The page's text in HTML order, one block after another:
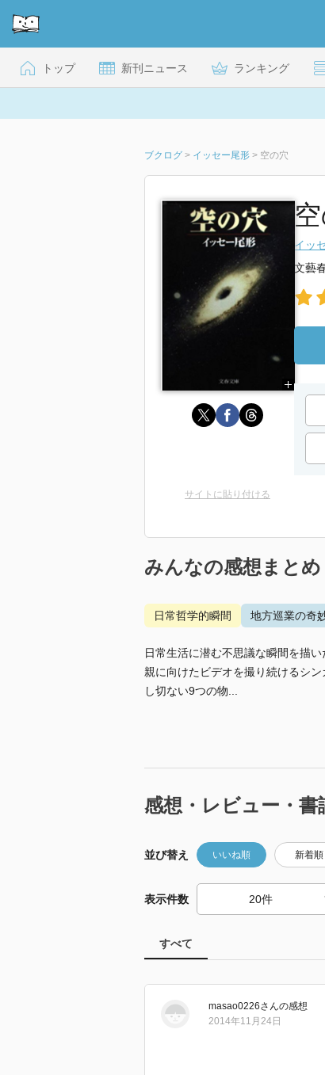
トップ 新刊ニュース ランキング
ブクログ > イッセー尾形 > 空の穴
イッ
文藝
サイトに貼り付ける
みんなの感想まとめ
日常哲学的瞬間 地方巡業の奇
日常生活に潜む不思議な瞬間を描
親に向けたビデオを撮り続けるシ
し切ない9つの物...
感想・レビュー・書
並び替え いいね順 新着順
表示件数
すべて
masao0226さんの感想
2014年11月24日